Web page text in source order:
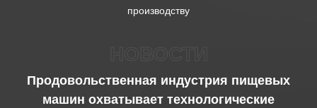
производству
Продовольственная индустрия пищевых
машин охватывает технологические